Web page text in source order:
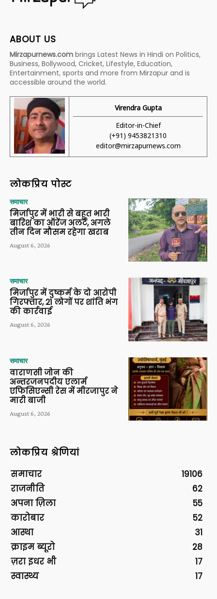
ABOUT US
Mirzapurnews.com brings Latest News in Hindi on Politics,
Business, Bollywood, Cricket, Lifestyle, Education,
Entertainment, sports and more from Mirzapur and is
accessible around the world.
Virendra Gupta
Editor-in-Chief
(+91) 9453821310
editor@mirzapurnews.com
लोकप्रिय पोस्ट
समाचार
मिर्जापुर में भारी से बहुत भारी
बारिश का ऑरेंज अलर्ट, अगले
तीन दिन मौसम रहेगा खराब
August 6, 2026
समाचार
मिर्जापुर में दुष्कर्म के दो आरोपी
गिरफ्तार, 21 लोगों पर शांति भंग
की कार्रवाई
August 6, 2026
समाचार
वाराणसी जोन की
अन्तरजनपदीय एलार्म
एफिसिएन्सी रेस में मीरजापुर ने
मारी बाजी
August 6, 2026
लोकप्रिय श्रेणियां
समाचार
19106
राजनीति
62
अपना ज़िला
55
कारोबार
52
आस्था
31
क्राइम ब्यूरो
28
ज़रा इधर भी
17
स्वास्थ्य
17